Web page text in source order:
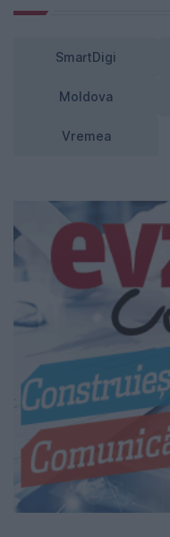
SmartDigi
Moldova
Vremea